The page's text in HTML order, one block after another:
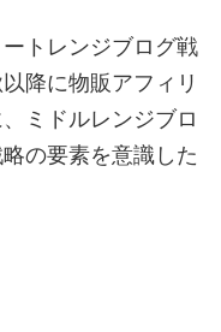
トレンジブログ戦
降に物販アフィリ
ミドルレンジブロ
の要素を意識した